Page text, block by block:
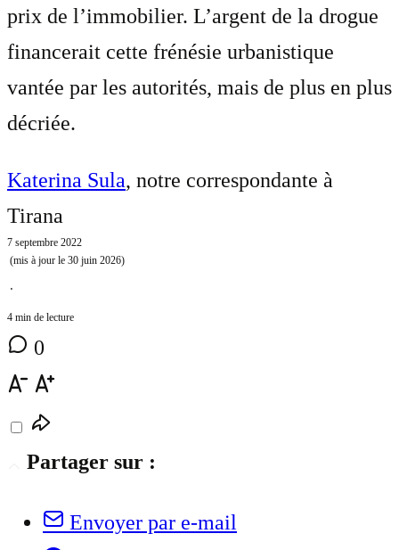
prix de l’immobilier. L’argent de la drogue
financerait cette frénésie urbanistique
vantée par les autorités, mais de plus en plus
décriée.
Katerina Sula, notre correspondante à
Tirana
7 septembre 2022
(mis à jour le 30 juin 2026)
⋅
4 min de lecture
0
Partager sur :
Envoyer par e-mail